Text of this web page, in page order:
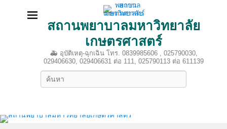
สถานพยาบาลมหาวิทยาลัย
เกษตรศาสตร์
🚑 อุบัติเหตุ-ฉุกเฉิน โทร. 0839985606 , 025790030,
029406630, 029406631 ต่อ 111, 025790113 ต่อ 611139